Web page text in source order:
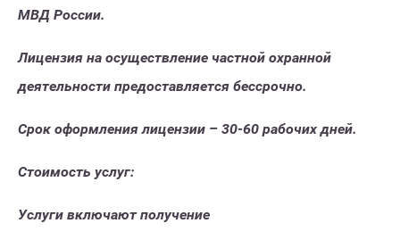
МВД России.
Лицензия на осуществление частной охранной
деятельности предоставляется бессрочно.
Срок оформления лицензии – 30-60 рабочих дней.
Стоимость услуг:
Услуги включают получение